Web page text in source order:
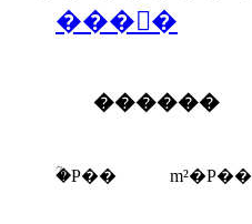
���񓮌�
������
�ؒP�� m²�P��